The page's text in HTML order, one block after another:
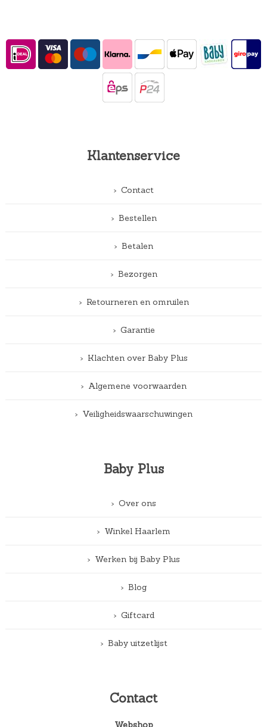
Klantenservice
Contact
Bestellen
Betalen
Bezorgen
Retourneren en omruilen
Garantie
Klachten over Baby Plus
Algemene voorwaarden
Veiligheidswaarschuwingen
Baby Plus
Over ons
Winkel Haarlem
Werken bij Baby Plus
Blog
Giftcard
Baby uitzetlijst
Contact
Webshop